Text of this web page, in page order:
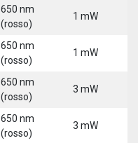
650 nm
(rosso)
1 mW
650 nm
(rosso)
1 mW
650 nm
(rosso)
3 mW
650 nm
(rosso)
3 mW